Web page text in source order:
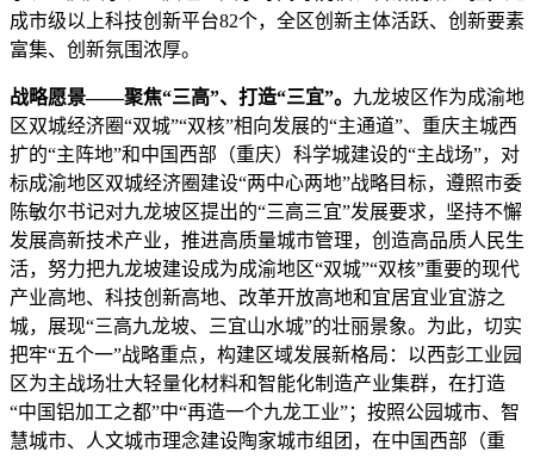
成市级以上科技创新平台82个，全区创新主体活跃、创新要素
富集、创新氛围浓厚。
战略愿景——聚焦“三高”、打造“三宜”。 九龙坡区作为成渝地
区双城经济圈“双城”“双核”相向发展的“主通道”、重庆主城西
扩的“主阵地”和中国西部（重庆）科学城建设的“主战场”，对
标成渝地区双城经济圈建设“两中心两地”战略目标，遵照市委
陈敏尔书记对九龙坡区提出的“三高三宜”发展要求，坚持不懈
发展高新技术产业，推进高质量城市管理，创造高品质人民生
活，努力把九龙坡建设成为成渝地区“双城”“双核”重要的现代
产业高地、科技创新高地、改革开放高地和宜居宜业宜游之
城，展现“三高九龙坡、三宜山水城”的壮丽景象。为此，切实
把牢“五个一”战略重点，构建区域发展新格局：以西彭工业园
区为主战场壮大轻量化材料和智能化制造产业集群，在打造
“中国铝加工之都”中“再造一个九龙工业”；按照公园城市、智
慧城市、人文城市理念建设陶家城市组团，在中国西部（重